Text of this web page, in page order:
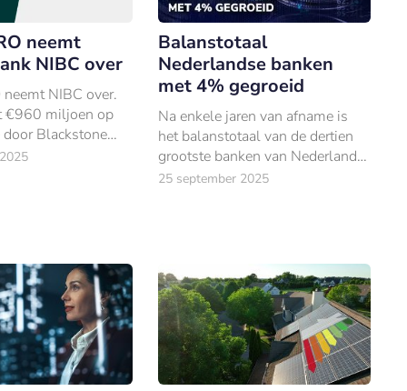
neemt
NIBC over
NIBC over.
€960 miljoen op
Blackstone
Haagse
Balanstotaal
Nederlandse banken
met 4% gegroeid
Na enkele jaren van afname is
het balanstotaal van de dertien
grootste banken van Nederland
weer eens toegenomen, en wel
25 september 2025